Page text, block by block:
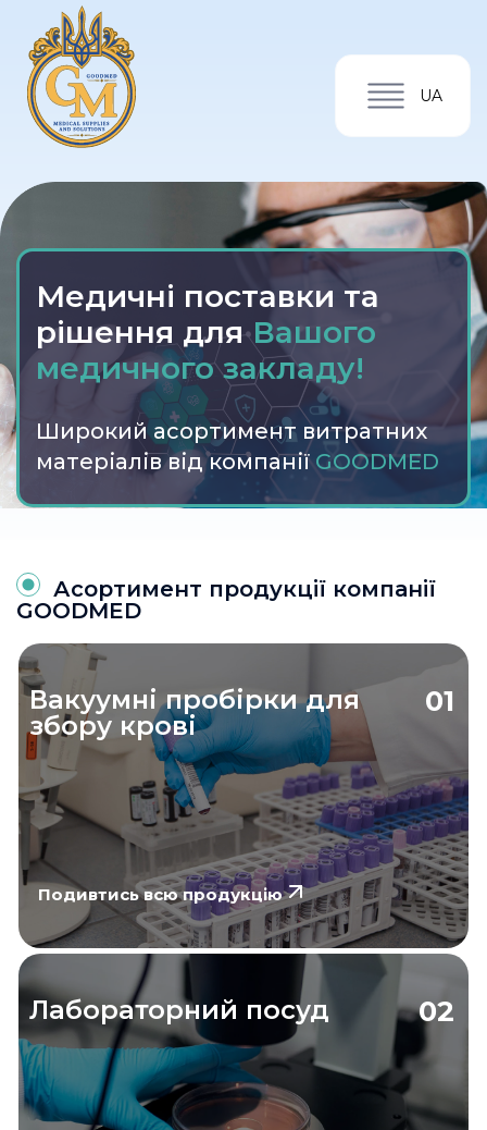
UA
Медичні поставки та
рішення дляВашого
медичного закладу!
Широкий асортимент витратних
матеріалів від компаніїGOODMED
Асортимент продукції компанії
GOODMED
Вакуумні пробірки для
збору крові
01
Подивтись всю продукцію
Лабораторний посуд 02